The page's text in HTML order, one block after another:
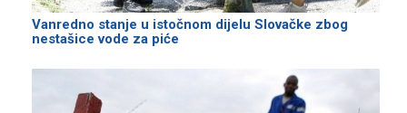
Vanredno stanje u istočnom dijelu Slovačke zbog
nestašice vode za piće